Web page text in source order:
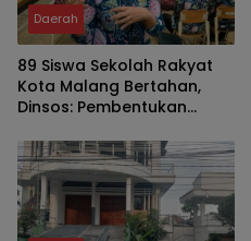
Daerah
89 Siswa Sekolah Rakyat
Kota Malang Bertahan,
Dinsos: Pembentukan
Keberhasilan Program